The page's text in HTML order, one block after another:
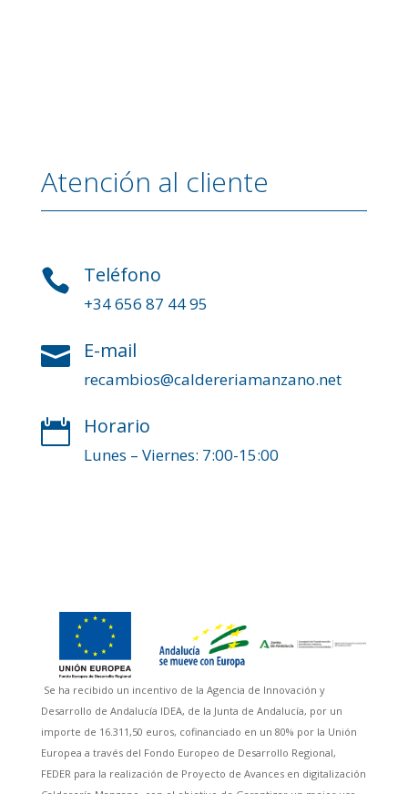
Atención al cliente
 Teléfono
+34 656 87 44 95
 E-mail
recambios@caldereriamanzano.net
 Horario
Lunes – Viernes: 7:00-15:00
Se ha recibido un incentivo de la Agencia de Innovación y
Desarrollo de Andalucía IDEA, de la Junta de Andalucía, por un
importe de 16.311,50 euros, cofinanciado en un 80% por la Unión
Europea a través del Fondo Europeo de Desarrollo Regional,
FEDER para la realización de Proyecto de Avances en digitalización